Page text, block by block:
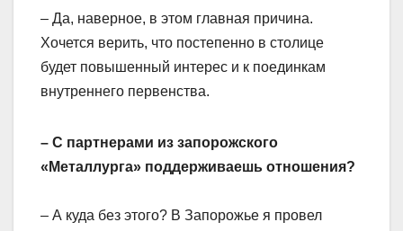
– Да, наверное, в этом главная причина.
Хочется верить, что постепенно в столице
будет повышенный интерес и к поединкам
внутреннего первенства.
– С партнерами из запорожского
«Металлурга» поддерживаешь отношения?
– А куда без этого? В Запорожье я провел